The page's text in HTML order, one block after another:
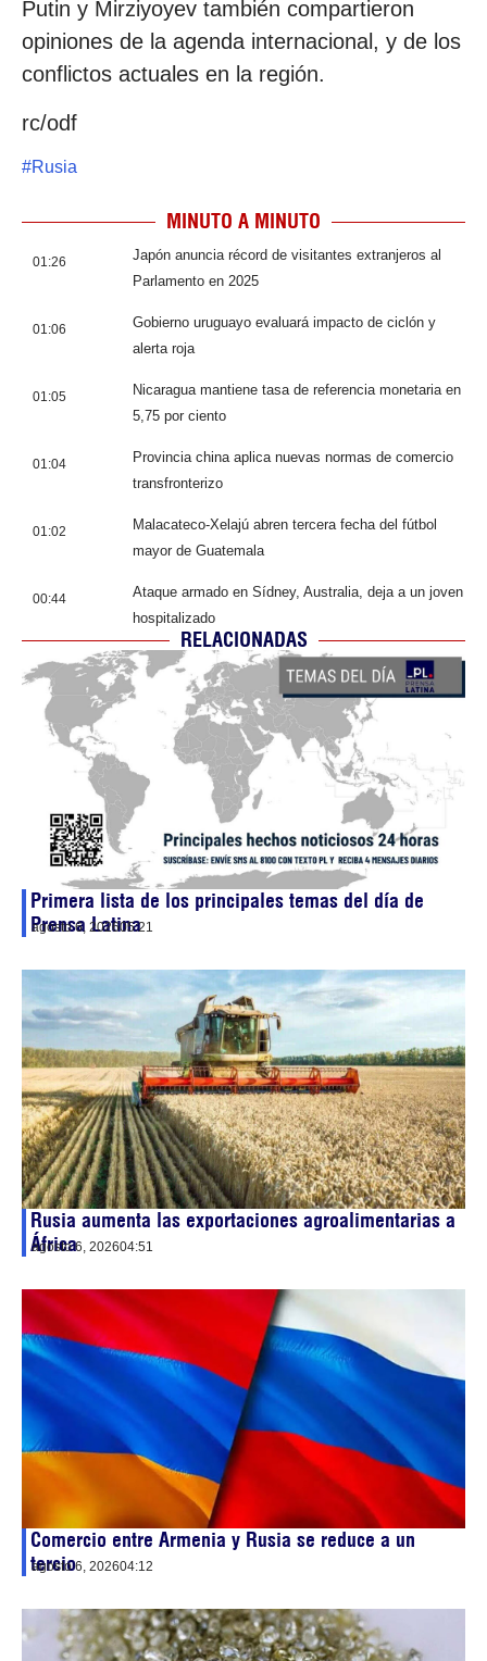
Putin y Mirziyoyev también compartieron
opiniones de la agenda internacional, y de los
conflictos actuales en la región.
rc/odf
#Rusia
MINUTO A MINUTO
01:26
Japón anuncia récord de visitantes extranjeros al
Parlamento en 2025
01:06
Gobierno uruguayo evaluará impacto de ciclón y
alerta roja
01:05
Nicaragua mantiene tasa de referencia monetaria en
5,75 por ciento
01:04
Provincia china aplica nuevas normas de comercio
transfronterizo
01:02
Malacateco-Xelajú abren tercera fecha del fútbol
mayor de Guatemala
00:44
Ataque armado en Sídney, Australia, deja a un joven
hospitalizado
RELACIONADAS
Primera lista de los principales temas del día de
Prensa Latina
agosto 6, 202605:21
Rusia aumenta las exportaciones agroalimentarias a
África
agosto 6, 202604:51
Comercio entre Armenia y Rusia se reduce a un
tercio
agosto 6, 202604:12